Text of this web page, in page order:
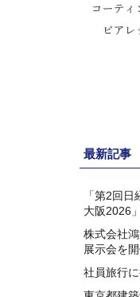
最新記事
「第2回
大阪2026
株式会社
展示会を
社員旅行